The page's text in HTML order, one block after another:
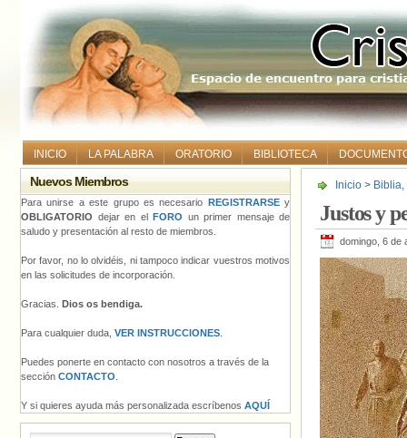
INICIO LA PALABRA ORATORIO BIBLIOTECA
Inicio > Biblia,
Justos y
domingo, 6 de
Nuevos Miembros
Para unirse a este grupo es necesario REGISTRARSEy
OBLIGATORIO dejar en el FORO un primer mensaje de
saludo y presentación al resto de miembros.
Por favor, no lo olvidéis, ni tampoco indicar vuestros motivos
en las solicitudes de incorporación.
Gracias. Dios os bendiga.
Para cualquier duda, VER INSTRUCCIONES
Puedes ponerte en contacto con nosotros a través de la
sección CONTACTO
Y si quieres ayuda más personalizada escríbenos AQUÍ